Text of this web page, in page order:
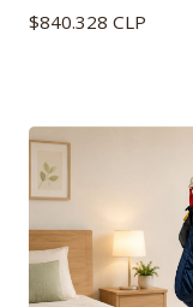
$840.328 CLP